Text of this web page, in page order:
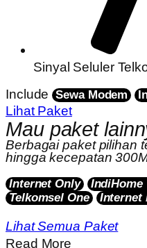
Sinyal Seluler
Include Sewa Modem
Lihat Paket
Mau paket
Berbagai paket pilihan
hingga kecepatan
Internet Only IndiHome
Telkomsel One
Internet
Lihat Semua Paket
Read More